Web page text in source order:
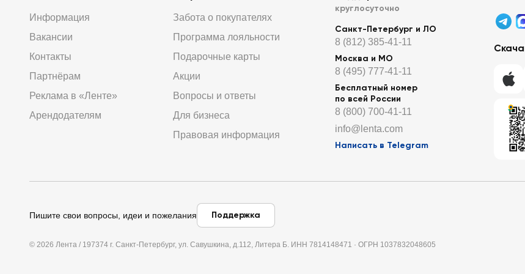
Информация
Вакансии
Контакты
Партнёрам
Реклама в «Ленте»
Арендодателям
Забота о покупателях
Программа лояльности
Подарочные карты
Акции
Вопросы и ответы
Для бизнеса
Правовая информация
круглосуточно
Санкт-Петербург и ЛО
8 (812) 385-41-11
Москва и МО
8 (495) 777-41-11
Бесплатный номер
по всей России
8 (800) 700-41-11
info@lenta.com
Написать в Telegram
Пишите свои вопросы, идеи и пожелания Поддержка
© 2026 Лента / 197374 г. Санкт-Петербург, ул. Савушкина, д.112, Литера Б. ИНН 7814148471 · ОГРН 1037832048605